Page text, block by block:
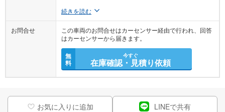
続きを読む
お問合せ
この車両のお問合せはカーセンサー経由で行われ、回答
はカーセンサーから届きます。
無
料
今すぐ
在庫確認・見積り依頼
お気に入りに追加 LINEで共有